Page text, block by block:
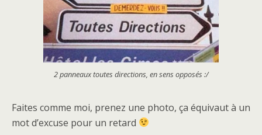
2 panneaux toutes directions, en sens opposés :/
Faites comme moi, prenez une photo, ça équivaut à un
mot d’excuse pour un retard